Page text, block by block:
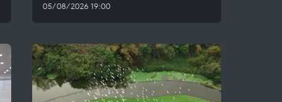
05/08/2026 19:00